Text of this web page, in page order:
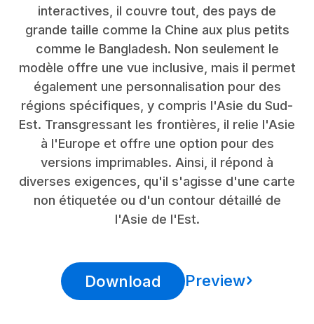
interactives, il couvre tout, des pays de
grande taille comme la Chine aux plus petits
comme le Bangladesh. Non seulement le
modèle offre une vue inclusive, mais il permet
également une personnalisation pour des
régions spécifiques, y compris l'Asie du Sud-
Est. Transgressant les frontières, il relie l'Asie
à l'Europe et offre une option pour des
versions imprimables. Ainsi, il répond à
diverses exigences, qu'il s'agisse d'une carte
non étiquetée ou d'un contour détaillé de
l'Asie de l'Est.
Download Preview